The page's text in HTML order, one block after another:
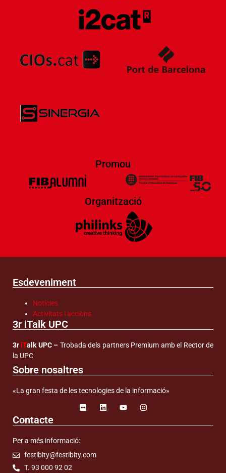
Promou
Organització
Esdeveniment
Notícies
Activitats i accions
3r iTalk UPC
3r iTalk UPC – Trobada dels partners Premium amb el Rector de
la UPC
Sobre nosaltres
«La gran festa de les tecnologies de la informació»
Contacte
Per a més informació:
festibity@festibity.com
T. 93 000 92 02